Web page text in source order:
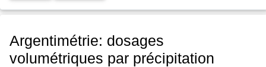
Argentimétrie: dosages
volumétriques par précipitation